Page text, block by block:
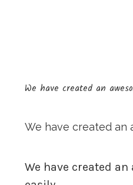
We have created an
We have created an
We have created